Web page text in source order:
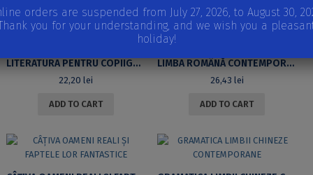
LITERATURA PENTRU COPIIGHID TEORETIC ȘI APLICATIV DESTINAT ACTUALELOR ȘI VIITOARELOR CADRE DIDACTICE DIN ÎNVĂȚĂMÂNTUL PREȘCOLAR ȘI PRIMAR
22,20 lei
ADD TO CART
LIMBA ROMÂNĂ CONTEMPORANĂGHID TEORETIC ȘI APLICATIV DESTINAT ACTUALELOR ȘI VIITOARELOR CADRE DIDACTICE DIN ÎNVĂȚĂMÂNTUL PREȘCOLAR ȘI PRIMAR
26,43 lei
ADD TO CART
orders are suspended from July 27, 2026, to August 30,
you for your understanding, and we wish you a
holiday!